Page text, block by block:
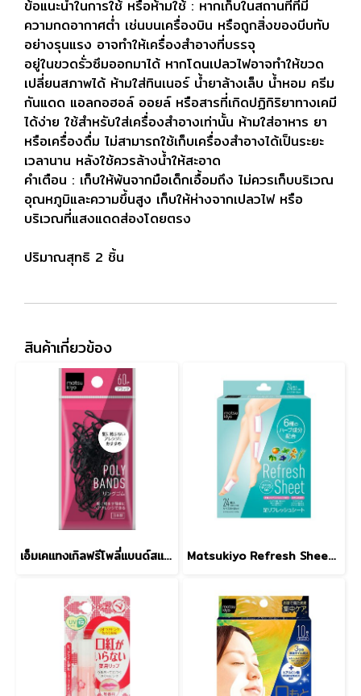
ข้อแนะนำในการใช้ หรือห้ามใช้ : หากเก็บในสถานที่ที่มี
ความกดอากาศต่ำ เช่นบนเครื่องบิน หรือถูกสิ่งของบีบทับ
อย่างรุนแรง อาจทำให้เครื่องสำอางที่บรรจุ
อยู่ในขวดรั่วซึมออกมาได้ หากโดนเปลวไฟอาจทำให้ขวด
เปลี่ยนสภาพได้ ห้ามใส่ทินเนอร์ น้ำยาล้างเล็บ น้ำหอม ครีม
กันแดด แอลกอฮอล์ ออยล์ หรือสารที่เกิดปฏิกิริยาทางเคมี
ได้ง่าย ใช้สำหรับใส่เครื่องสำอางเท่านั้น ห้ามใส่อาหาร ยา
หรือเครื่องดื่ม ไม่สามารถใช้เก็บเครื่องสำอางได้เป็นระยะ
เวลานาน หลังใช้ควรล้างน้ำให้สะอาด
คำเตือน : เก็บให้พ้นจากมือเด็กเอื้อมถึง ไม่ควรเก็บบริเวณ
อุณหภูมิและความขึ้นสูง เก็บให้ห่างจากเปลวไฟ หรือ
บริเวณที่แสงแดดส่องโดยตรง
ปริมาณสุทธิ 2 ชิ้น
สินค้าเกี่ยวข้อง
เอ็มเคแทงเกิลฟรีโพลี่แบนด์สแบล็ค 60ชิ้น Matsukiyo Refresh Sheet 24pcs.